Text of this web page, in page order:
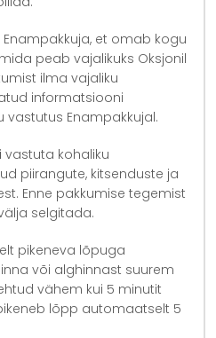
et omab kogu
peab vajalikuks Oksjonil
ilma vajaliku
informatsiooni
vastutus Enampakkujal.
vastuta kohaliku
piirangute, kitsenduste ja
Enne pakkumise tegemist
selgitada.
pikeneva lõpuga
või alghinnast suurem
vähem kui 5 minutit
lõpp automaatselt 5